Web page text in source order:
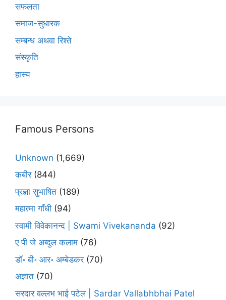
सफलता
समाज-सुधारक
सम्बन्ध अथवा रिश्ते
संस्कृति
हास्य
Famous Persons
Unknown (1,669)
कबीर(844)
प्रज्ञा सुभाषित (189)
महात्मा गाँधी (94)
स्वामी विवेकानन्द | Swami Vivekananda (92)
ए पी जे अब्दुल कलाम (76)
डॉ॰ बी॰ आर॰ अम्बेडकर(70)
अज्ञात (70)
सरदार वल्लभ भाई पटेल | Sardar Vallabhbhai Patel